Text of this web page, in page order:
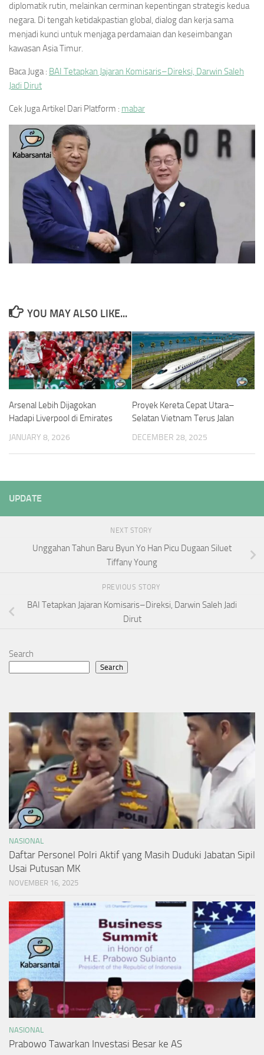
diplomatik rutin, melainkan cerminan kepentingan strategis kedua
negara. Di tengah ketidakpastian global, dialog dan kerja sama
menjadi kunci untuk menjaga perdamaian dan keseimbangan
kawasan Asia Timur.
Baca Juga : BAI Tetapkan Jajaran Komisaris–Direksi, Darwin Saleh
Jadi Dirut
Cek Juga Artikel Dari Platform : mabar
YOU MAY ALSO LIKE...
Arsenal Lebih Dijagokan
Hadapi Liverpool di Emirates
JANUARY 8, 2026
Proyek Kereta Cepat Utara–
Selatan Vietnam Terus Jalan
DECEMBER 28, 2025
UPDATE
NEXT STORY
Unggahan Tahun Baru Byun Yo Han Picu Dugaan Siluet
Tiffany Young
PREVIOUS STORY
BAI Tetapkan Jajaran Komisaris–Direksi, Darwin Saleh Jadi
Dirut
Search
Search
NASIONAL
Daftar Personel Polri Aktif yang Masih Duduki Jabatan Sipil
Usai Putusan MK
NOVEMBER 16, 2025
NASIONAL
Prabowo Tawarkan Investasi Besar ke AS